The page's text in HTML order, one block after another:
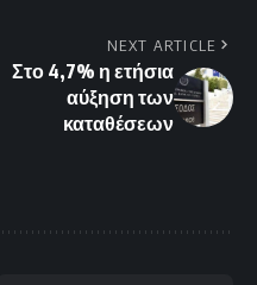
NEXT ARTICLE
Στο 4,7% η ετήσια
αύξηση των
καταθέσεων